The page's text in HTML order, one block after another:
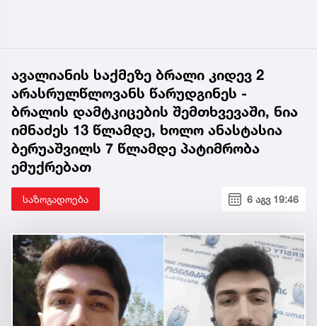
ავალიანის საქმეზე ბრალი კიდევ 2
არასრულწლოვანს წარუდგინეს -
ბრალის დამტკიცების შემთხვევაში, ნია
იმნაძეს 13 წლამდე, ხოლო ანასტასია
ბერუაშვილს 7 წლამდე პატიმრობა
ემუქრებათ
საზოგადოება 6 აგვ 19:46